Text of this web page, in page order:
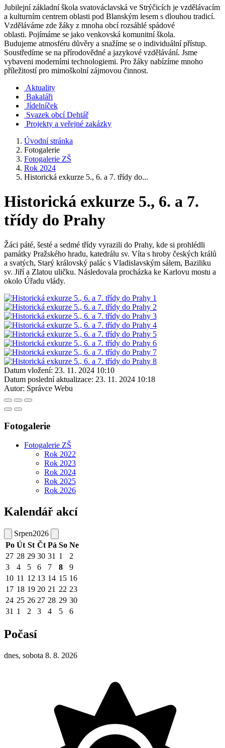
Jubilejní základní škola svatováclavská ve Strýčicích je vzdělávacím
a kulturním centrem oblasti pod Blanským lesem s dlouhou tradicí.
Vzděláváme zde žáky z mnoha obcí rozsáhlé spádové
oblasti. Pojímáme se jako venkovská komunitní škola.
Budujeme atmosféru důvěry a snažíme se o individuální přístup.
Soustředíme se na přírodovědné a jazykové vzdělávání. Jsme
vybaveni moderními technologiemi. Pro žáky nabízíme mnoho
příležitostí pro mimoškolní zájmovou činnost.
Aktuality
Bakaláři
Jídelníček
Svazek obcí Dehtář
Projekty a veřejné zakázky
Úvodní stránka
Fotogalerie
Fotogalerie ZŠ
Rok 2024
Historická exkurze 5., 6. a 7. třídy do...
Historická exkurze 5., 6. a 7.
třídy do Prahy
Žáci páté, šesté a sedmé třídy vyrazili do Prahy, kde si prohlédli
památky Pražského hradu, katedrálu sv. Víta s hroby českých králů
a svatých, Starý královský palác s Vladislavským sálem, Baziliku
sv. Jiří a Zlatou uličku. Následovala procházka ke Karlovu mostu a
okolo Úřadu vlády.
Datum vložení: 23. 11. 2024 10:10
Datum poslední aktualizace: 23. 11. 2024 10:18
Autor: Správce Webu
Fotogalerie
Fotogalerie ZŠ
Rok 2022
Rok 2023
Rok 2024
Rok 2025
Rok 2026
Kalendář akcí
Srpen2026
Po Út St Čt Pá So Ne
27 28 29 30 31 1
2
3
4 5 6 7 8
9
10 11 12 13 14 15 16
17 18 19 20 21 22 23
24 25 26 27 28 29 30
31 1 2 3 4 5 6
Počasí
dnes, sobota 8. 8. 2026